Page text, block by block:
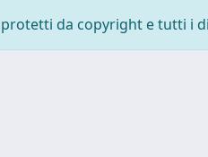
da copyright e tutti i